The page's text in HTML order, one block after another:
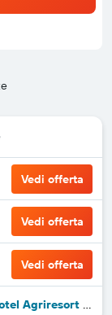
Vedi offerta
Vedi offerta
Vedi offerta
15 altre offerte per Mestre/Fiori E Frutti Hotel Agriresort Venezia Mestre